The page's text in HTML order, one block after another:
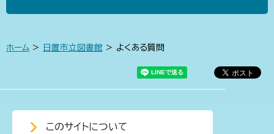
ホーム > 日置市立図書館 > よくある質問
このサイトについて